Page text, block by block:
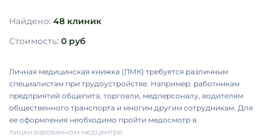
Найдено: 48 клиник
Стоимость: 0 руб
Личная медицинская книжка (ЛМК) требуется различным
специалистам при трудоустройстве. Например: работникам
предприятий общепита, торговли, медперсоналу, водителям
общественного транспорта и многим другим сотрудникам. Для
ее оформления необходимо пройти медосмотр в
лицензированном медцентре.